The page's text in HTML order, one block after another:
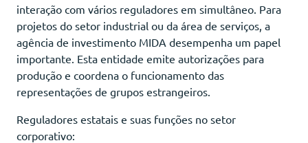
interação com vários reguladores em simultâneo. Para
projetos do setor industrial ou da área de serviços, a
agência de investimento MIDA desempenha um papel
importante. Esta entidade emite autorizações para
produção e coordena o funcionamento das
representações de grupos estrangeiros.
Reguladores estatais e suas funções no setor
corporativo: